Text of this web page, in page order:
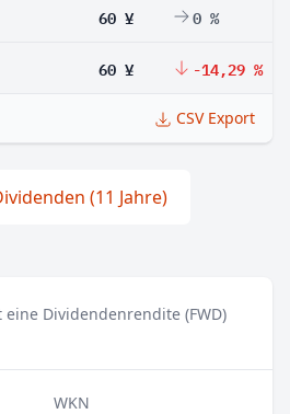
60 ¥ 0 %
60 ¥ -14,29 %
CSV Export
(11 Jahre)
eine Dividendenrendite (FWD)
WKN